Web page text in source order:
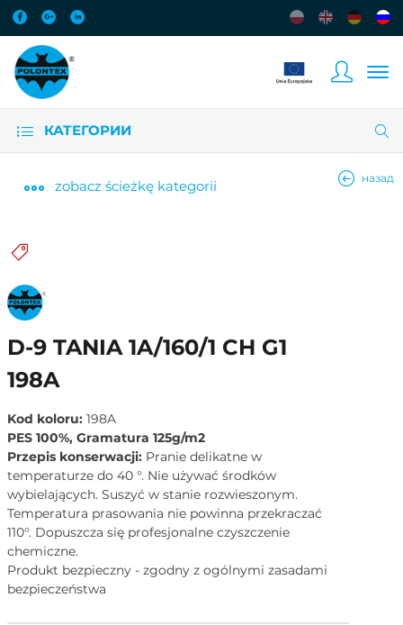
КАТЕГОРИИ
zobacz ścieżkę kategorii назад
D-9 TANIA 1A/160/1 CH G1
198A
Kod koloru: 198A
PES 100%, Gramatura 125g/m2
Przepis konserwacji: Pranie delikatne w
temperaturze do 40 °. Nie używać środków
wybielających. Suszyć w stanie rozwieszonym.
Temperatura prasowania nie powinna przekraczać
110°. Dopuszcza się profesjonalne czyszczenie
chemiczne.
Produkt bezpieczny - zgodny z ogólnymi zasadami
bezpieczeństwa